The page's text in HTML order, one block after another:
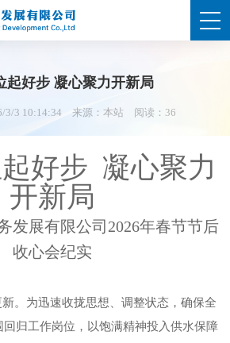
起好步 凝心聚力开新局
3/3 10:14:34 来源：本站 阅读： 36
好步 凝心聚力
开新局
展有限公司2026年春节节后
收心会纪实
为迅速收拢思想、调整状态，确保全
归工作岗位，以饱满精神投入供水保障